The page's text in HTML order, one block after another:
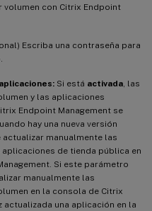
con Citrix Endpoint
Escriba una contraseña para
Si está activada, las
y las aplicaciones
Endpoint Management se
hay una nueva versión
manualmente las
de tienda pública en
Si este parámetro
manualmente las
en la consola de Citrix
actualizada una aplicación en la